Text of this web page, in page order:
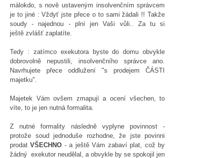
málokdo, s nově ustaveným insolvenčním správcem
je to jiné : Vždyť jste přece o to sami žádali !! Takže
soudy - najednou - plní jen Vaši vůli.. Za tu si
ještě zvlášť zaplatíte.
Tedy : zatímco exekutora byste do domu obvykle
dobrovolně nepustili, insolvenčního správce ano.
Navrhujete přece oddlužení "s prodejem ČÁSTI
majetku".
Majetek Vám ovšem zmapují a ocení všechen, to
víte, to je jen nutná formalita.
Z nutné formality následně vyplyne povinnost -
protože soud jednoduše rozhodne, že jste povinni
prodatVŠECHNO - a ještě Vám zabaví plat, což by
žádný exekutor neudělal, a obvykle by se spokojil jen